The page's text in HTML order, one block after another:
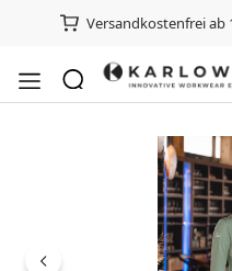
Versandkostenfrei ab
Bildergalerie überspringen